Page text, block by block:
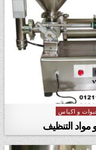
و اكياس
مواد التنظيف